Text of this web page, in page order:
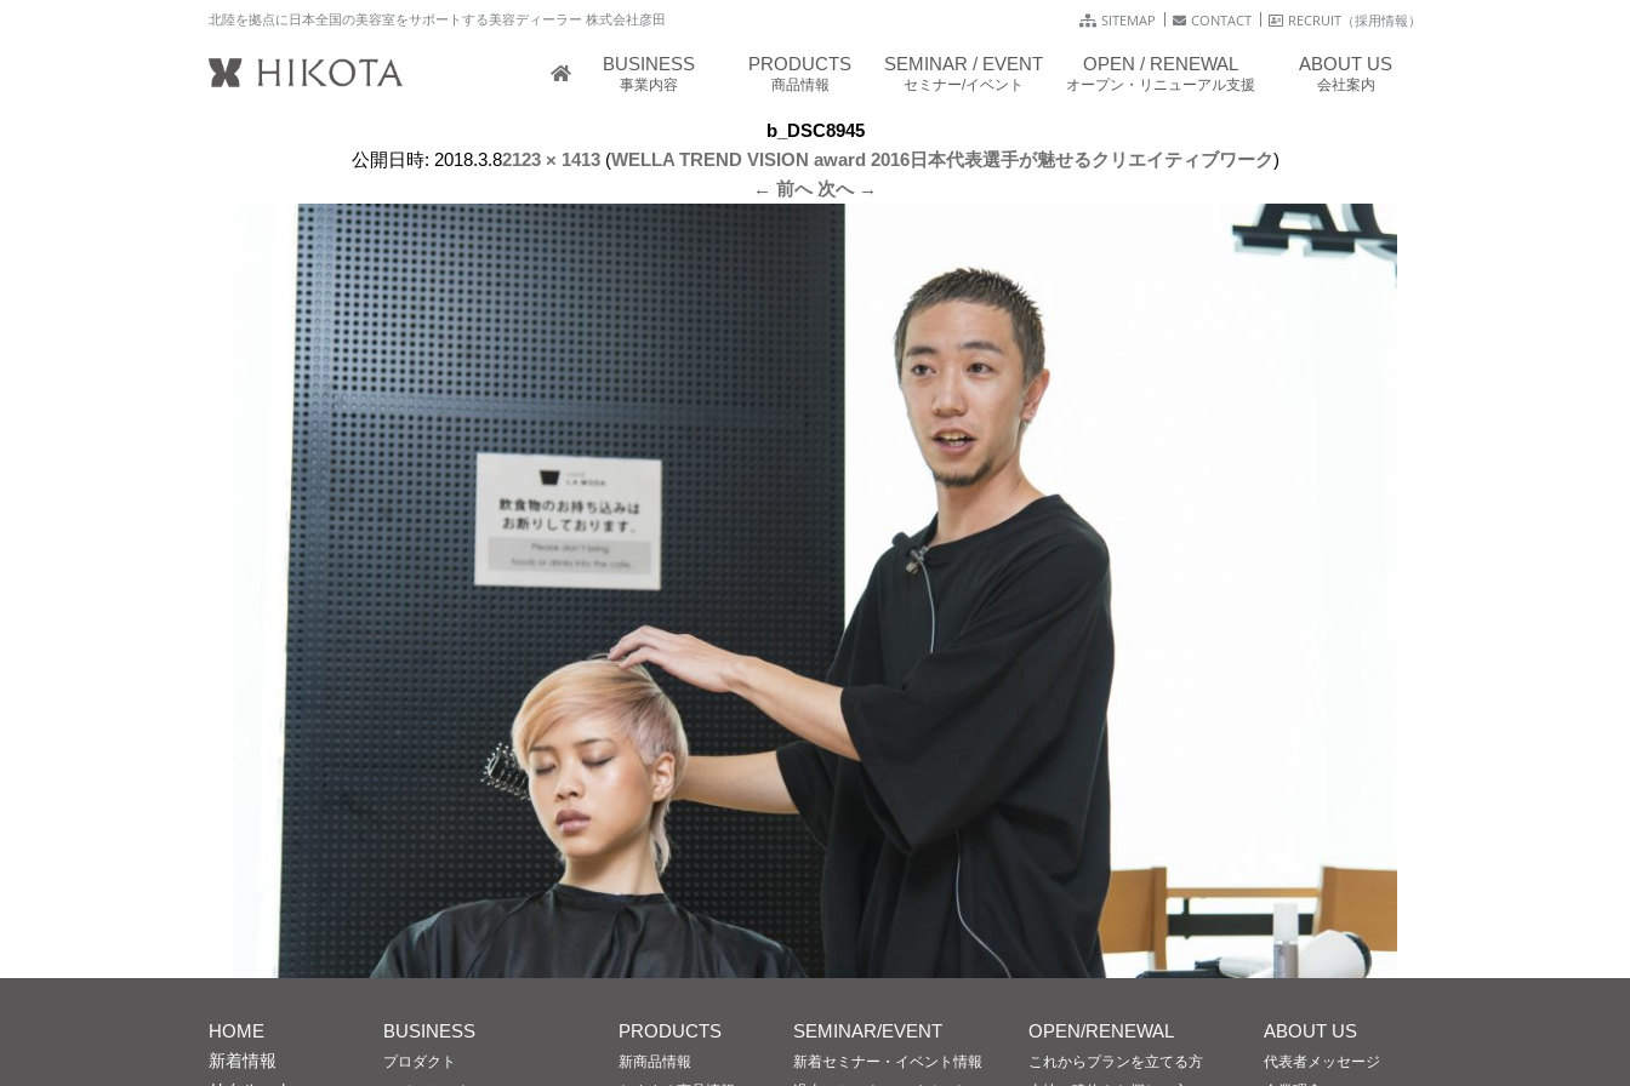
北陸を拠点に日本全国の美容室をサポートする美容ディーラー 株式会社彦田 SITEMAP CONTACT RECRUIT（採用情報）
BUSINESS
事業内容
PRODUCTS
商品情報
SEMINAR / EVENT
セミナー/イベント
OPEN / RENEWAL
オープン・リニューアル支援
ABOUT US
会社案内
b_DSC8945
公開日時: 2018.3.82123 × 1413(WELLA TREND VISION award 2016日本代表選手が魅せるクリエイティブワーク)
← 前へ 次へ →
HOME
新着情報
BUSINESS
プロダクト
PRODUCTS
新商品情報
SEMINAR/EVENT
新着セミナー・イベント情報
OPEN/RENEWAL
これからプランを立てる方
ABOUT US
代表者メッセージ